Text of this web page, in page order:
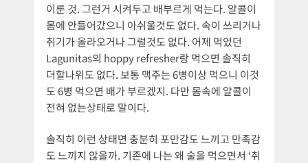
이룬 것. 그런거 시켜두고 배부르게 먹는다. 알콜이
몸에 안들어갔으니 아쉬울것도 없다. 속이 쓰리거나
취기가 올라오거나 그럴것도 없다. 어제 먹었던
Lagunitas의 hoppy refresher랑 먹으면 솔직히
더할나위도 없다. 보통 맥주는 6병이상 먹으니 이것
도 6병 먹으면 배가 부르겠지. 다만 몸속에 알콜이
전혀 없는상태로 말이다.
솔직히 이런 상태면 충분히 포만감도 느끼고 만족감
도 느끼지 않을까. 기존에 나는 왜 술을 먹으면서 ‘취